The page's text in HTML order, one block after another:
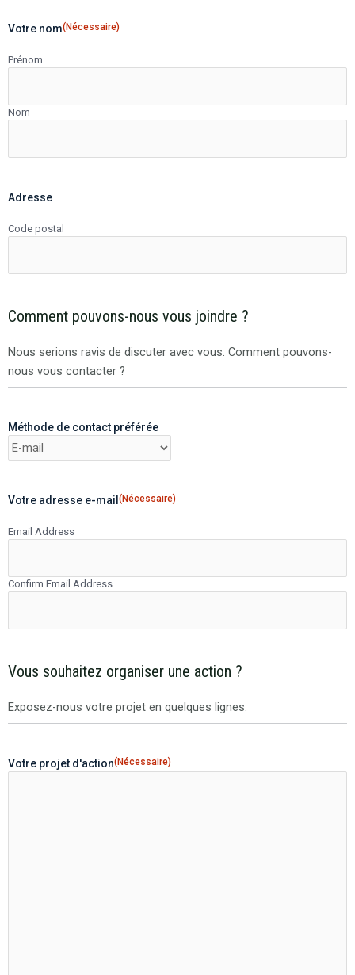
Votre nom(Nécessaire)
Prénom
Nom
Adresse
Code postal
Comment pouvons-nous vous joindre ?
Nous serions ravis de discuter avec vous. Comment pouvons-
nous vous contacter ?
Méthode de contact préférée
Votre adresse e-mail (Nécessaire)
Email Address
Confirm Email Address
Vous souhaitez organiser une action ?
Exposez-nous votre projet en quelques lignes.
Votre projet d'action(Nécessaire)